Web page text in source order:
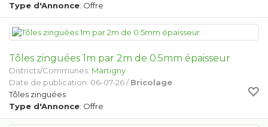
Type d'Annonce: Offre
Tôles zinguées 1m par 2m de 0.5mm épaisseur
Districts/Communes: Martigny
Date de publication: 06-07-26 /Bricolage
Tôles zinguées
Type d'Annonce: Offre